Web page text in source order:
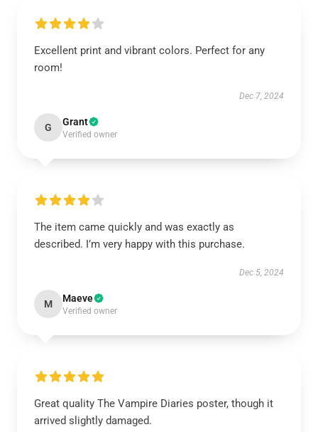
Excellent print and vibrant colors. Perfect for any
room!
Dec 7, 2024
G Grant
Verified owner
The item came quickly and was exactly as
described. I’m very happy with this purchase.
Dec 5, 2024
M Maeve
Verified owner
Great quality The Vampire Diaries poster, though it
arrived slightly damaged.